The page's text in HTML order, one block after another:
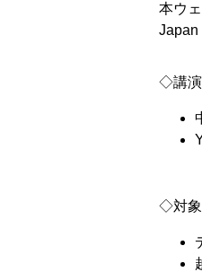
本ウ
Japan
◇講演
◇対象